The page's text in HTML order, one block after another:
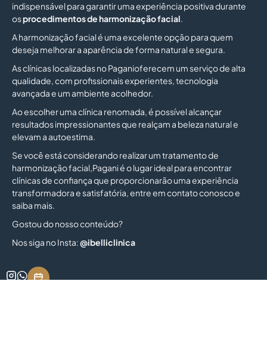
indispensável para garantir uma experiência positiva durante
osprocedimentos de harmonização facial.
A harmonização facial é uma excelente opção para quem
deseja melhorar a aparência de forma natural e segura.
As clínicas localizadas no Paganioferecem um serviço de alta
qualidade, com profissionais experientes, tecnologia
avançada e um ambiente acolhedor.
Ao escolher uma clínica renomada, é possível alcançar
resultados impressionantes que realçam a beleza natural e
elevam a autoestima.
Se você está considerando realizar um tratamento de
harmonização facial,Pagani é o lugar ideal para encontrar
clínicas de confiança que proporcionarão uma experiência
transformadora e satisfatória, entre em contato conosco e
saiba mais.
Gostou do nosso conteúdo?
Nos siga no Insta:@ibelliclinica